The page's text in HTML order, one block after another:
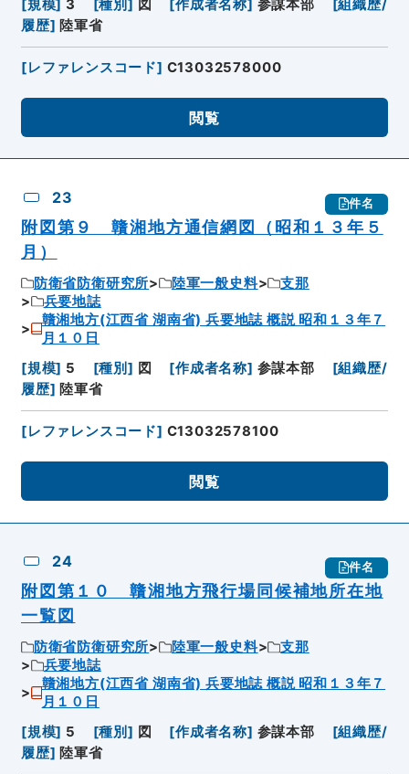
[規模] 3 [種別 ] 図 [作成者名称] 参謀本部 [組織歴/
履歴] 陸軍省
[レファレンスコード] C13032578000
閲覧
23 件名
附図第９ 贛湘地方通信網図（昭和１３年５
月）
防衛省防衛研究所 陸軍一般史料
支那
兵要地誌
贛湘地方(江西省 湖南省) 兵要地誌 概説 昭和１３年７
月１０日
[規模] 5 [種別 ] 図 [作成者名称] 参謀本部 [組織歴/
履歴] 陸軍省
[レファレンスコード] C13032578100
閲覧
24 件名
附図第１０ 贛湘地方飛行場同候補地所在地
一覧図
防衛省防衛研究所 陸軍一般史料
支那
兵要地誌
贛湘地方(江西省 湖南省) 兵要地誌 概説 昭和１３年７
月１０日
[規模] 5 [種別 ] 図 [作成者名称] 参謀本部 [組織歴/
履歴] 陸軍省